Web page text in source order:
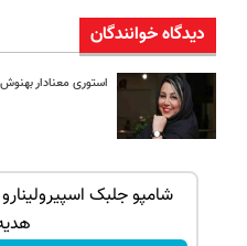
دیدگاه خوانندگان
استوری معنادار